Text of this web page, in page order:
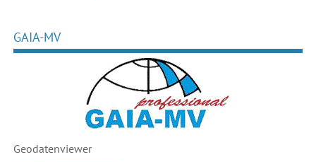
GAIA-MV
Geodatenviewer